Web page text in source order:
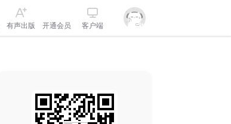
有声出版 开通会员 客户端